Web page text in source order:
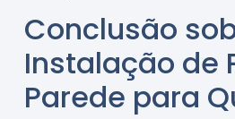
Conclusão
Instalação de
Parede para